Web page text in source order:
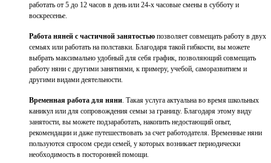
работать от 5 до 12 часов в день или 24-х часовые смены в субботу и
воскресенье.
Работа няней с частичной занятостью позволяет совмещать работу в двух
семьях или работать на полставки. Благодаря такой гибкости, вы можете
выбрать максимально удобный для себя график, позволяющий совмещать
работу няни с другими занятиями, к примеру, учебой, саморазвитием и
другими видами деятельности.
Временная работа для няни. Такая услуга актуальна во время школьных
каникул или для сопровождения семьи за границу. Благодаря этому виду
занятости, вы можете подзаработать, накопить недостающий опыт,
рекомендации и даже путешествовать за счет работодателя. Временные няни
пользуются спросом среди семей, у которых возникает периодически
необходимость в посторонней помощи.